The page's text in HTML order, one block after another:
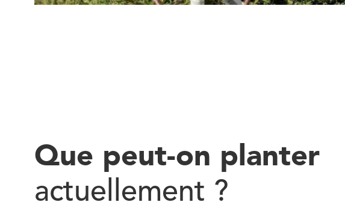
Que peut-on planter
actuellement ?